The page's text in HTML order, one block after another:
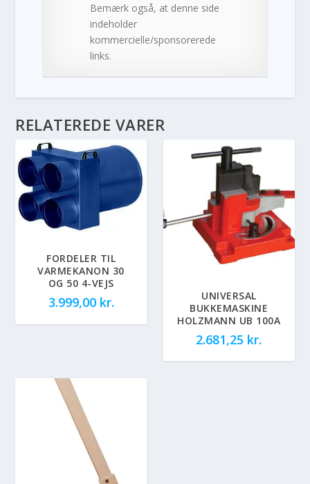
Bemærk også, at denne side
indeholder
kommercielle/sponsorerede
links.
RELATEREDE VARER
FORDELER TIL
VARMEKANON 30
OG 50 4-VEJS
3.999,00 kr.
UNIVERSAL
BUKKEMASKINE
HOLZMANN UB 100A
2.681,25 kr.